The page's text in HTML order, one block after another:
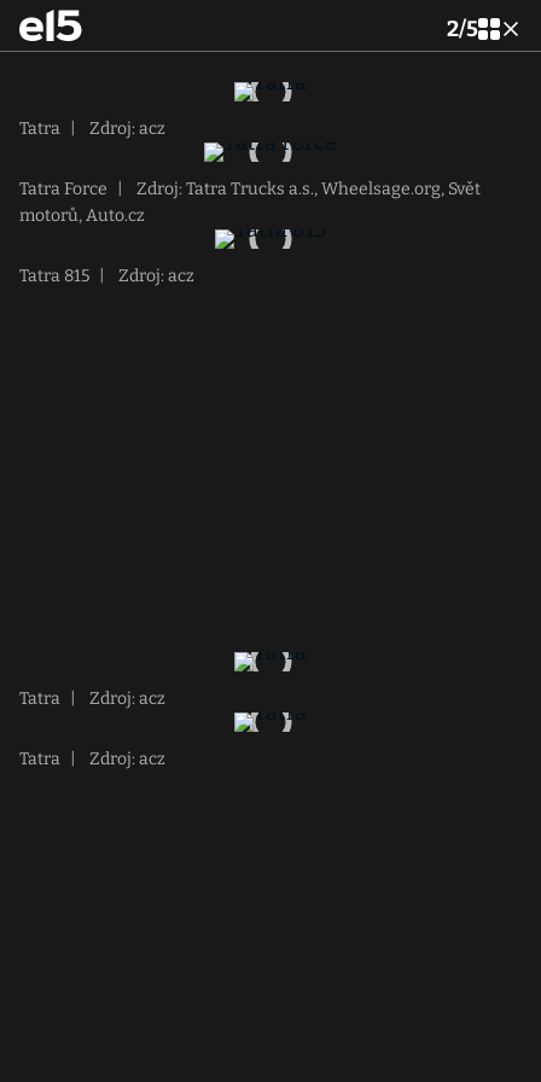
2/5
Tatra Zdroj: acz
Tatra Force
Zdroj: Tatra Trucks a.s., Wheelsage.org, Svět
motorů, Auto.cz
Tatra 815 Zdroj: acz
Tatra Zdroj: acz
Tatra Zdroj: acz